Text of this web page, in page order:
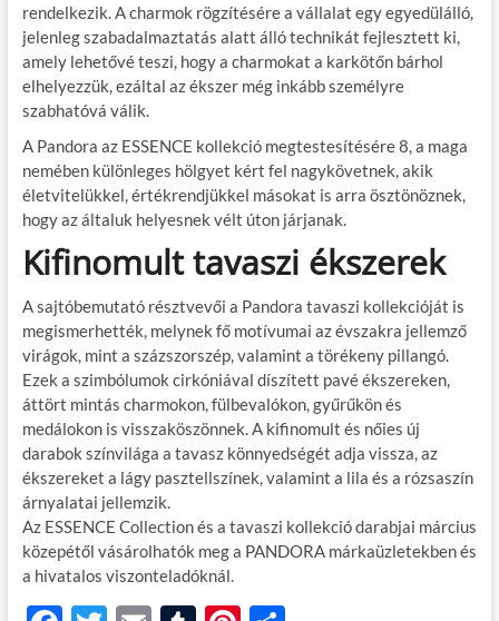
rendelkezik. A charmok rögzítésére a vállalat egy egyedülálló,
jelenleg szabadalmaztatás alatt álló technikát fejlesztett ki,
amely lehetővé teszi, hogy a charmokat a karkötőn bárhol
elhelyezzük, ezáltal az ékszer még inkább személyre
szabhatóvá válik.
A Pandora az ESSENCE kollekció megtestesítésére 8, a maga
nemében különleges hölgyet kért fel nagykövetnek, akik
életvitelükkel, értékrendjükkel másokat is arra ösztönöznek,
hogy az általuk helyesnek vélt úton járjanak.
Kifinomult tavaszi ékszerek
A sajtóbemutató résztvevői a Pandora tavaszi kollekcióját is
megismerhették, melynek fő motívumai az évszakra jellemző
virágok, mint a százszorszép, valamint a törékeny pillangó.
Ezek a szimbólumok cirkóniával díszített pavé ékszereken,
áttört mintás charmokon, fülbevalókon, gyűrűkön és
medálokon is visszaköszönnek. A kifinomult és nőies új
darabok színvilága a tavasz könnyedségét adja vissza, az
ékszereket a lágy pasztellszínek, valamint a lila és a rózsaszín
árnyalatai jellemzik.
Az ESSENCE Collection és a tavaszi kollekció darabjai március
közepétől vásárolhatók meg a PANDORA márkaüzletekben és
a hivatalos viszonteladóknál.